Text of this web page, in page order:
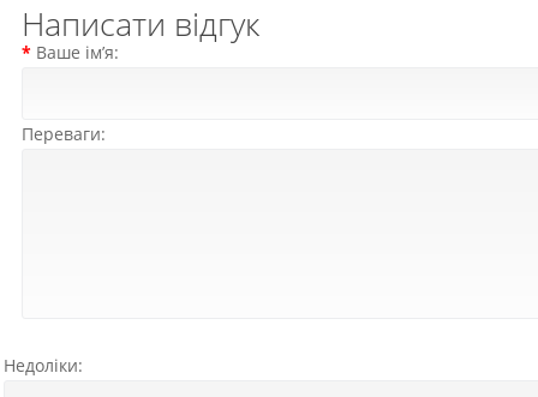
Написати відгук
Ваше ім’я:
Переваги:
Недоліки: